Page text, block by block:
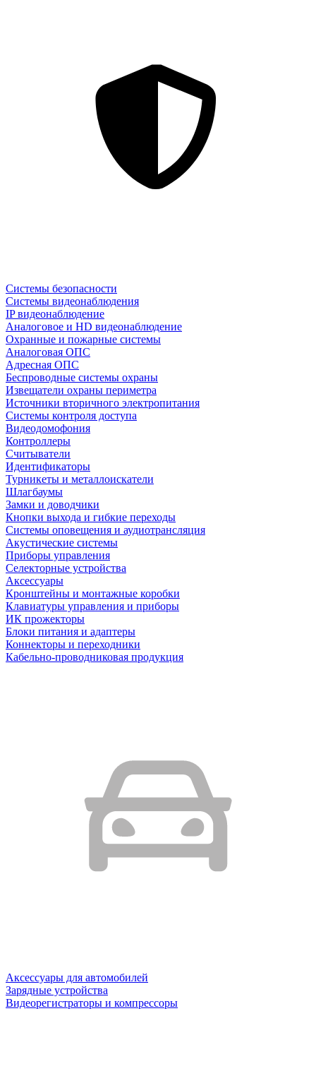
Системы безопасности
Системы видеонаблюдения
IP видеонаблюдение
Аналоговое и HD видеонаблюдение
Охранные и пожарные системы
Аналоговая ОПС
Адресная ОПС
Беспроводные системы охраны
Извещатели охраны периметра
Источники вторичного электропитания
Системы контроля доступа
Видеодомофония
Контроллеры
Считыватели
Идентификаторы
Турникеты и металлоискатели
Шлагбаумы
Замки и доводчики
Кнопки выхода и гибкие переходы
Системы оповещения и аудиотрансляция
Акустические системы
Приборы управления
Селекторные устройства
Аксессуары
Кронштейны и монтажные коробки
Клавиатуры управления и приборы
ИК прожекторы
Блоки питания и адаптеры
Коннекторы и переходники
Кабельно-проводниковая продукция
Аксессуары для автомобилей
Зарядные устройства
Видеорегистраторы и компрессоры